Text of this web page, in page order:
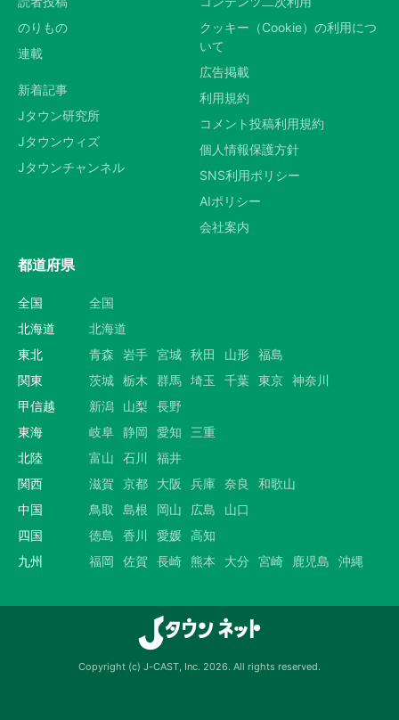
のりもの
連載
新着記事
Jタウン研究所
Jタウンウィズ
Jタウンチャンネル
クッキー（Cookie）の利用につ
いて
広告掲載
利用規約
コメント投稿利用規約
個人情報保護方針
SNS利用ポリシー
AIポリシー
会社案内
都道府県
全国
全国
北海道
北海道
東北
青森 岩手 宮城 秋田 山形 福島
関東
茨城 栃木 群馬 埼玉 千葉 東京 神奈川
甲信越
新潟 山梨
長野
東海
岐阜 静岡 愛知
三重
北陸
富山 石川
福井
関西
滋賀 京都 大阪 兵庫 奈良
和歌山
中国
鳥取 島根 岡山 広島
山口
四国
徳島 香川 愛媛 高知
九州
福岡 佐賀 長崎 熊本 大分 宮崎 鹿児島 沖縄
Copyright (c) J-CAST, Inc. 2026. All rights reserved.